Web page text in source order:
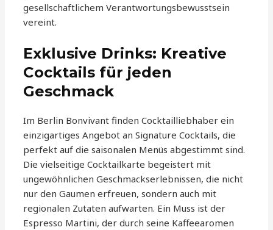
gesellschaftlichem Verantwortungsbewusstsein
vereint.
Exklusive Drinks: Kreative
Cocktails für jeden
Geschmack
Im Berlin Bonvivant finden Cocktailliebhaber ein
einzigartiges Angebot an Signature Cocktails, die
perfekt auf die saisonalen Menüs abgestimmt sind.
Die vielseitige Cocktailkarte begeistert mit
ungewöhnlichen Geschmackserlebnissen, die nicht
nur den Gaumen erfreuen, sondern auch mit
regionalen Zutaten aufwarten. Ein Muss ist der
Espresso Martini, der durch seine Kaffeearomen